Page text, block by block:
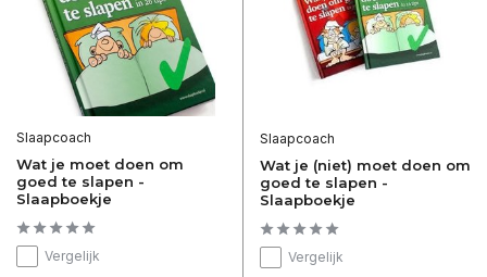
Slaapcoach
Wat je moet doen om
goed te slapen -
Slaapboekje
Vergelijk
Slaapcoach
Wat je (niet) moet doen om
goed te slapen -
Slaapboekje
Vergelijk